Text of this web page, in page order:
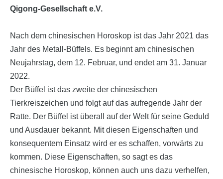
Qigong-Gesellschaft e.V.
Nach dem chinesischen Horoskop ist das Jahr 2021 das
Jahr des Metall-Büffels. Es beginnt am chinesischen
Neujahrstag, dem 12. Februar, und endet am 31. Januar
2022.
Der Büffel ist das zweite der chinesischen
Tierkreiszeichen und folgt auf das aufregende Jahr der
Ratte. Der Büffel ist überall auf der Welt für seine Geduld
und Ausdauer bekannt. Mit diesen Eigenschaften und
konsequentem Einsatz wird er es schaffen, vorwärts zu
kommen. Diese Eigenschaften, so sagt es das
chinesische Horoskop, können auch uns dazu verhelfen,